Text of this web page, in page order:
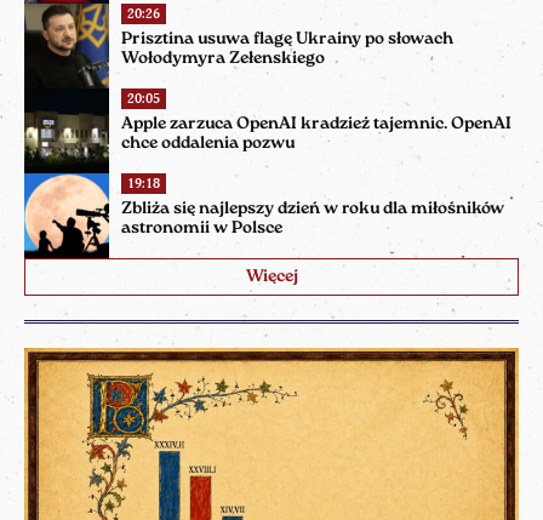
20:26
Prisztina usuwa flagę Ukrainy po słowach
Wołodymyra Zełenskiego
20:05
Apple zarzuca OpenAI kradzież tajemnic. OpenAI
chce oddalenia pozwu
19:18
Zbliża się najlepszy dzień w roku dla miłośników
astronomii w Polsce
Więcej